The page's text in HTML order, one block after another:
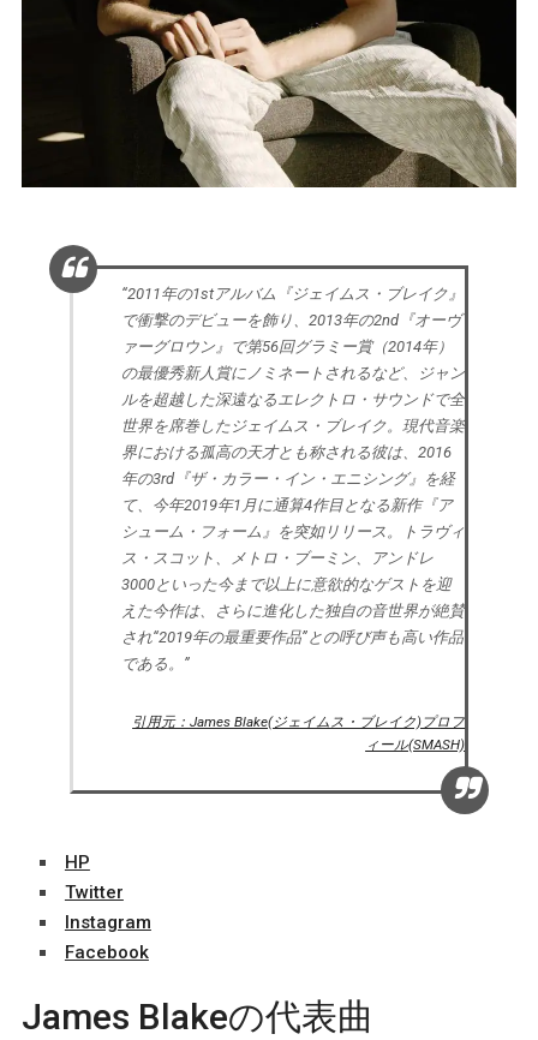
“2011年の1stアルバム『ジェイムス・ブレイク』
で衝撃のデビューを飾り、2013年の2nd『オーヴ
ァーグロウン』で第56回グラミー賞（2014年）
の最優秀新人賞にノミネートされるなど、ジャン
ルを超越した深遠なるエレクトロ・サウンドで全
世界を席巻したジェイムス・ブレイク。現代音楽
界における孤高の天才とも称される彼は、2016
年の3rd『ザ・カラー・イン・エニシング』を経
て、今年2019年1月に通算4作目となる新作『ア
シューム・フォーム』を突如リリース。トラヴィ
ス・スコット、メトロ・ブーミン、アンドレ
3000といった今まで以上に意欲的なゲストを迎
えた今作は、さらに進化した独自の音世界が絶賛
され“2019年の最重要作品”との呼び声も高い作品
である。”
引用元：James Blake(ジェイムス・ブレイク)プロフ
ィール(SMASH)
HP
Twitter
Instagram
Facebook
James Blakeの代表曲